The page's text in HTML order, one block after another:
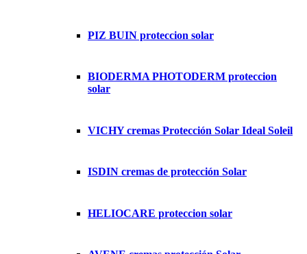
PIZ BUIN proteccion solar
BIODERMA PHOTODERM proteccion
solar
VICHY cremas Protección Solar Ideal Soleil
ISDIN cremas de protección Solar
HELIOCARE proteccion solar